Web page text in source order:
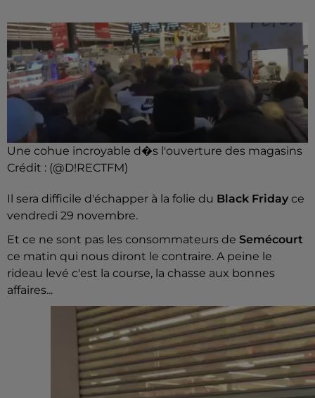
Une cohue incroyable d�s l'ouverture des magasins
Crédit : (@D!RECTFM)
Il sera difficile d'échapper à la folie du Black Friday ce
vendredi 29 novembre.
Et ce ne sont pas les consommateurs de Semécourt
ce matin qui nous diront le contraire. A peine le
rideau levé c'est la course, la chasse aux bonnes
affaires...